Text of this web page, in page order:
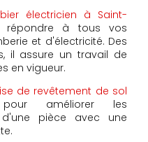
électricien à Saint-
à tous vos
et d'électricité. Des
il assure un travail de
en vigueur.
de revêtement de sol
améliorer les
d'une pièce avec une